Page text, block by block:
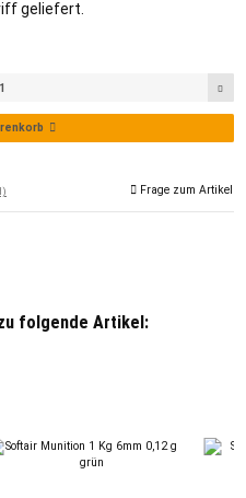
geliefert.
Frage zum Artikel
folgende Artikel: